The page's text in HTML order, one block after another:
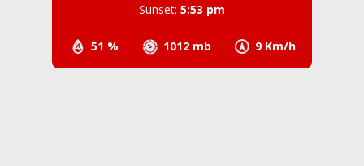
51 % 1012 mb 9 Km/h
Sunset: 5:53 pm